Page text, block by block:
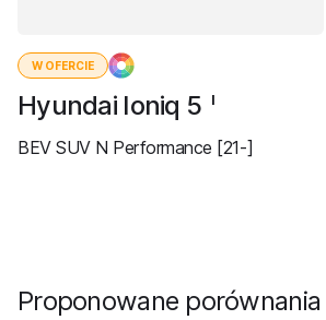
W OFERCIE
Hyundai Ioniq 5 I
BEV SUV N Performance [21-]
Proponowane porównania